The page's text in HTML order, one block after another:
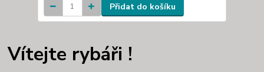
Přidat do košíku
Vítejte rybáři !